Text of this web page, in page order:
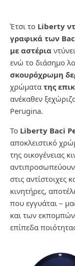
Έτσι το Liberty
γραφικά των
με αστέρια
ενώ το διάσημο
σκουρόχρωμη
χρώματα της
ανέκαθεν
Perugina.
To Liberty Baci
αποκλειστικό
της οικογένειας
αντιπροσωπεύουν
στις αντίστοιχες
κινητήρες,
που εγγυάται –
και των
επίπεδα